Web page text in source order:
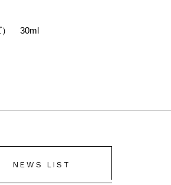
） 30ml
NEWS LIST